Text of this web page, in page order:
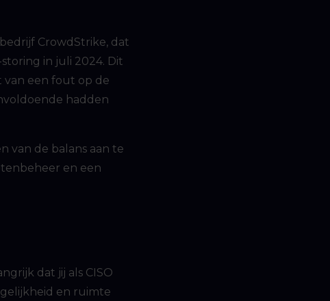
CrowdStrike, dat
in juli 2024. Dit
een fout op de
hadden
van de balans aan te
en een
dat jij als CISO
en ruimte